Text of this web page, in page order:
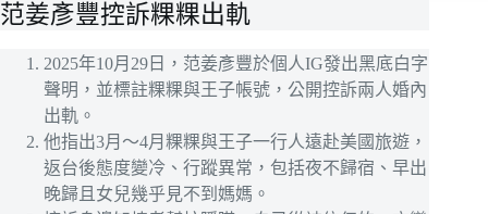
范姜彥豐控訴粿粿出軌
2025年10月29日，范姜彥豐於個人IG發出黑底白字
聲明，並標註粿粿與王子帳號，公開控訴兩人婚內
出軌。
他指出3月～4月粿粿與王子一行人遠赴美國旅遊，
返台後態度變冷、行蹤異常，包括夜不歸宿、早出
晚歸且女兒幾乎見不到媽媽。